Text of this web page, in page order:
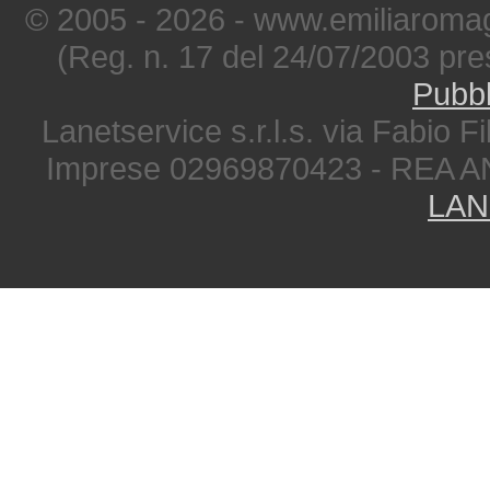
© 2005 - 2026 -
(Reg. n. 17 del 24/07/2003
Lanetservice s.r.l.s. via Fabio
Imprese 02969870423 - REA